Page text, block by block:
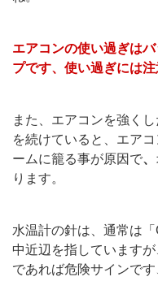
エアコンの使い過ぎは
プです、使い過ぎには注
また、エアコンを強く
を続けていると、エア
ームに籠る事が原因で、
ります。
水温計の針は、通常は
中近辺を指しています
であれば危険サインで